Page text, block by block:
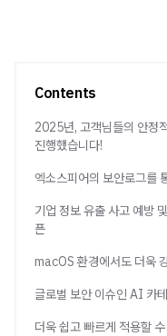
Contents
2025년, 고객님들의 안정
진행했습니다!
엑소스피어의 보안로그를
기업 정보 유출 사고 예방
픈
macOS 환경에서도 더욱
글로벌 보안 이슈인 AI 카
더욱 쉽고 빠르게 적용할